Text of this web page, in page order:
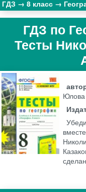
ГДЗ 8 класс
ГДЗ по
Тесты
Юлова